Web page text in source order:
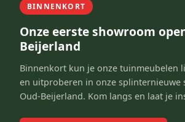
BINNENKORT
Onze eerste showroom
Beijerland
Binnenkort kun je onze tuinmeubelen
en uitproberen in onze splinternieuwe
Oud-Beijerland. Kom langs en laat je